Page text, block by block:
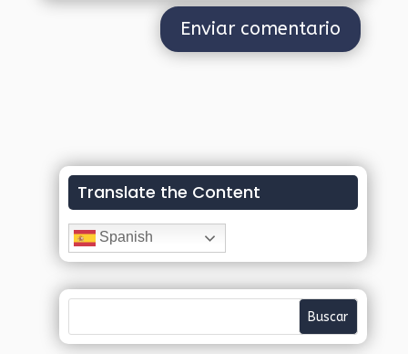
Translate the Content
Spanish